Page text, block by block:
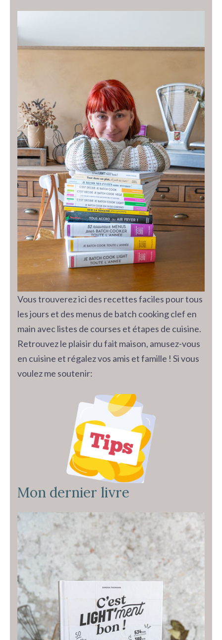
Vous trouverez ici des recettes faciles pour tous
les jours et des menus de batch cooking clef en
main avec listes de courses et étapes de cuisine.
Retrouvez le plaisir du fait maison, amusez-vous
en cuisine et régalez vos amis et famille ! Si vous
voulez me soutenir:
Mon dernier livre